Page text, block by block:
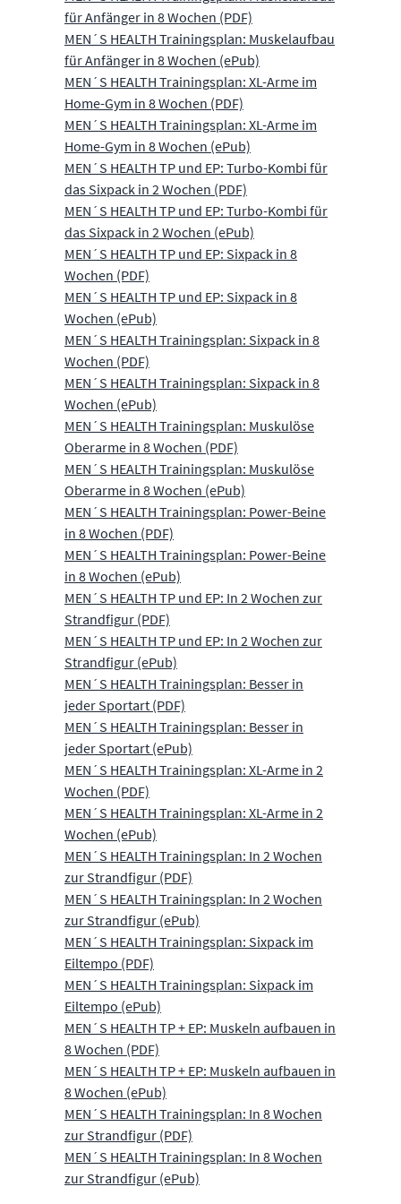
für Anfänger in 8 Wochen (PDF)
MEN´S HEALTH Trainingsplan: Muskelaufbau
für Anfänger in 8 Wochen (ePub)
MEN´S HEALTH Trainingsplan: XL-Arme im
Home-Gym in 8 Wochen (PDF)
MEN´S HEALTH Trainingsplan: XL-Arme im
Home-Gym in 8 Wochen (ePub)
MEN´S HEALTH TP und EP: Turbo-Kombi für
das Sixpack in 2 Wochen (PDF)
MEN´S HEALTH TP und EP: Turbo-Kombi für
das Sixpack in 2 Wochen (ePub)
MEN´S HEALTH TP und EP: Sixpack in 8
Wochen (PDF)
MEN´S HEALTH TP und EP: Sixpack in 8
Wochen (ePub)
MEN´S HEALTH Trainingsplan: Sixpack in 8
Wochen (PDF)
MEN´S HEALTH Trainingsplan: Sixpack in 8
Wochen (ePub)
MEN´S HEALTH Trainingsplan: Muskulöse
Oberarme in 8 Wochen (PDF)
MEN´S HEALTH Trainingsplan: Muskulöse
Oberarme in 8 Wochen (ePub)
MEN´S HEALTH Trainingsplan: Power-Beine
in 8 Wochen (PDF)
MEN´S HEALTH Trainingsplan: Power-Beine
in 8 Wochen (ePub)
MEN´S HEALTH TP und EP: In 2 Wochen zur
Strandfigur (PDF)
MEN´S HEALTH TP und EP: In 2 Wochen zur
Strandfigur (ePub)
MEN´S HEALTH Trainingsplan: Besser in
jeder Sportart (PDF)
MEN´S HEALTH Trainingsplan: Besser in
jeder Sportart (ePub)
MEN´S HEALTH Trainingsplan: XL-Arme in 2
Wochen (PDF)
MEN´S HEALTH Trainingsplan: XL-Arme in 2
Wochen (ePub)
MEN´S HEALTH Trainingsplan: In 2 Wochen
zur Strandfigur (PDF)
MEN´S HEALTH Trainingsplan: In 2 Wochen
zur Strandfigur (ePub)
MEN´S HEALTH Trainingsplan: Sixpack im
Eiltempo (PDF)
MEN´S HEALTH Trainingsplan: Sixpack im
Eiltempo (ePub)
MEN´S HEALTH TP + EP: Muskeln aufbauen in
8 Wochen (PDF)
MEN´S HEALTH TP + EP: Muskeln aufbauen in
8 Wochen (ePub)
MEN´S HEALTH Trainingsplan: In 8 Wochen
zur Strandfigur (PDF)
MEN´S HEALTH Trainingsplan: In 8 Wochen
zur Strandfigur (ePub)